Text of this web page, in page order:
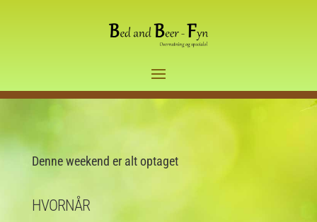
Denne weekend er alt optaget
HVORNÅR